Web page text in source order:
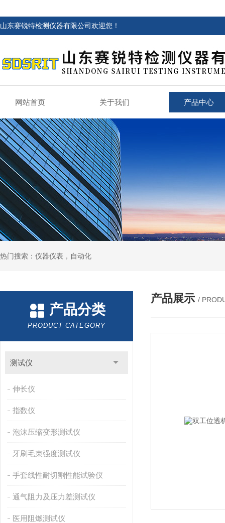
山东赛锐特检测仪器有限公司欢迎您！
网站首页 关于我们 产品中心
热门搜索：仪器仪表，自动化
产品分类
PRODUCT CATEGORY
测试仪
伸长仪
指数仪
泡沫压缩变形测试仪
牙刷毛束强度测试仪
手套线性耐切割性能试验仪
通气阻力及压力差测试仪
医用阻燃测试仪
产品展示 /